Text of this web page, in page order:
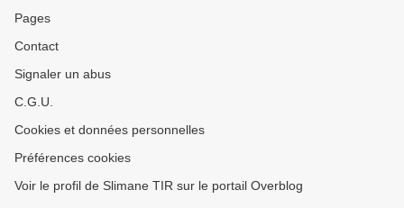
Pages
Contact
Signaler un abus
C.G.U.
Cookies et données personnelles
Préférences cookies
Voir le profil de Slimane TIR sur le portail Overblog